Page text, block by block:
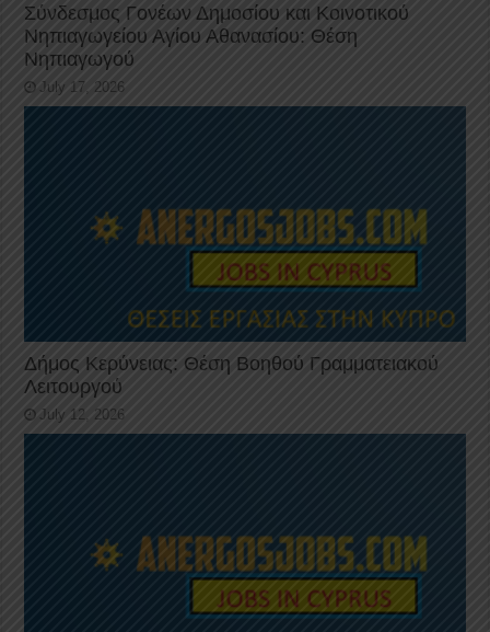
Σύνδεσμος Γονέων Δημοσίου και Κοινοτικού
Νηπιαγωγείου Αγίου Αθανασίου: Θέση
Νηπιαγωγού
July 17, 2026
Δήμος Κερύνειας: Θέση Βοηθού Γραμματειακού
Λειτουργού
July 12, 2026